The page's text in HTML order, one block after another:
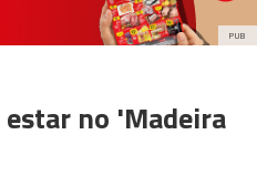
PUB
no 'Madeira